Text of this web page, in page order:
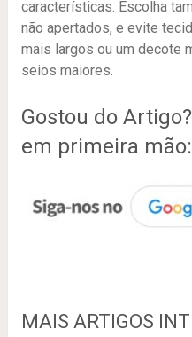
características. Escolha
não apertados, e evite
mais largos ou um decote
seios maiores.
Gostou do
em primeira mão:
MAIS ARTIGOS